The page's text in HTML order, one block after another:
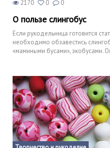
2170 0 0
О пользе слингобус
Если рукодельница готовится
необходимо обзавестись
«мамиными бусами», экобусами.